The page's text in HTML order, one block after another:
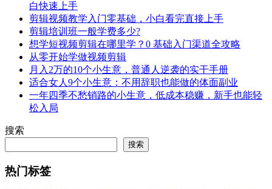
白快速上手
剪辑视频教学入门零基础，小白看完直接上手
剪辑培训班一般学费多少?
想学短视频剪辑在哪里学？0 基础入门渠道全攻略
从零开始学做视频剪辑
月入2万的10个小生意，普通人逆袭的实干手册
适合女人9个小生意：不用辞职也能做的体面副业
一年四季不愁销路的小生意，低成本稳赚，新手也能轻
松入局
搜索
搜索
热门标签